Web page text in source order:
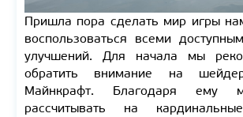
Пришла пора сделать мир игры
воспользоваться всеми
улучшений. Для начала мы
обратить внимание на
Майнкрафт. Благодаря ему
рассчитывать на